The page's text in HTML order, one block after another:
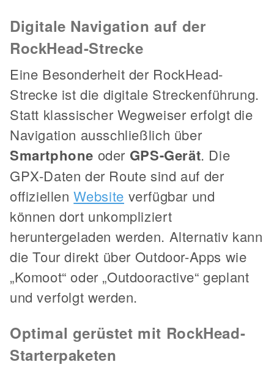
Digitale Navigation auf der
RockHead-Strecke
Eine Besonderheit der RockHead-
Strecke ist die digitale Streckenführung.
Statt klassischer Wegweiser erfolgt die
Navigation ausschließlich über
Smartphone oder GPS-Gerät. Die
GPX-Daten der Route sind auf der
offiziellenWebsite verfügbar und
können dort unkompliziert
heruntergeladen werden. Alternativ kann
die Tour direkt über Outdoor-Apps wie
„Komoot“ oder „Outdooractive“ geplant
und verfolgt werden.
Optimal gerüstet mit RockHead-
Starterpaketen